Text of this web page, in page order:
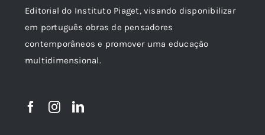
Editorial do Instituto Piaget, visando disponibilizar
em português obras de pensadores
contemporâneos e promover uma educação
multidimensional.